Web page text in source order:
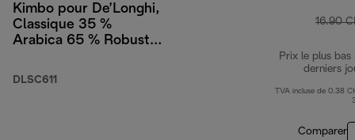
Kimbo pour De’Longhi,
Classique 35 %
Arabica 65 % Robusta,
DLSC611
16.90
Prix le plus bas
derniers
TVA incluse de 0.38
Comparer